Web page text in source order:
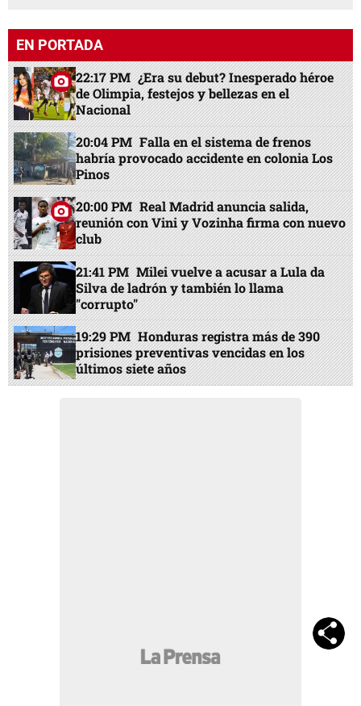
EN PORTADA
22:17 PM ¿Era su debut? Inesperado héroe
de Olimpia, festejos y bellezas en el
Nacional
20:04 PM Falla en el sistema de frenos
habría provocado accidente en colonia Los
Pinos
20:00 PM Real Madrid anuncia salida,
reunión con Vini y Vozinha firma con nuevo
club
21:41 PM Milei vuelve a acusar a Lula da
Silva de ladrón y también lo llama
"corrupto"
19:29 PM Honduras registra más de 390
prisiones preventivas vencidas en los
últimos siete años